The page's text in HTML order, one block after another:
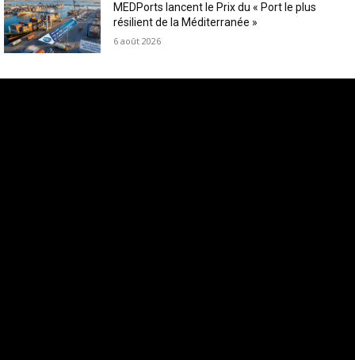
MEDPorts lancent le Prix du « Port le plus
résilient de la Méditerranée »
6 août 2026